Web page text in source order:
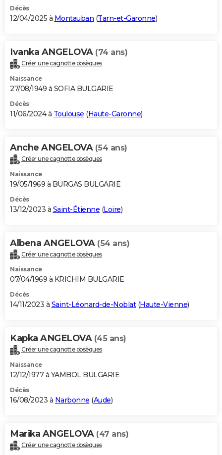
S'inscrire
Se connecter
Lycées
Collèges
Primaires
Universités
Entreprises
Service militaire
Avis de recherche
AVIS DE DÉCÈS
Bricolage
Lifestyle
Culture
Sport
Auto
Television
Voyage
Cinema
Décès
12/04/2025 à Montauban (Tarn-et-Garonne)
Ivanka ANGELOVA (74 ans)
Créer une cagnotte obsèques
Naissance
27/08/1949 à SOFIA BULGARIE
Décès
11/06/2024 à Toulouse (Haute-Garonne)
Anche ANGELOVA (54 ans)
Créer une cagnotte obsèques
Naissance
19/05/1969 à BURGAS BULGARIE
Décès
13/12/2023 à Saint-Étienne (Loire)
Albena ANGELOVA (54 ans)
Créer une cagnotte obsèques
Naissance
07/04/1969 à KRICHIM BULGARIE
Décès
14/11/2023 à Saint-Léonard-de-Noblat(Haute-Vienne)
Kapka ANGELOVA (45 ans)
Créer une cagnotte obsèques
Naissance
12/12/1977 à YAMBOL BULGARIE
Décès
16/08/2023 à Narbonne (Aude)
Marika ANGELOVA (47 ans)
Créer une cagnotte obsèques